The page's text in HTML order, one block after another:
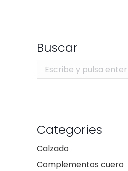
Buscar
Buscar:
Categories
Calzado
Complementos cuero